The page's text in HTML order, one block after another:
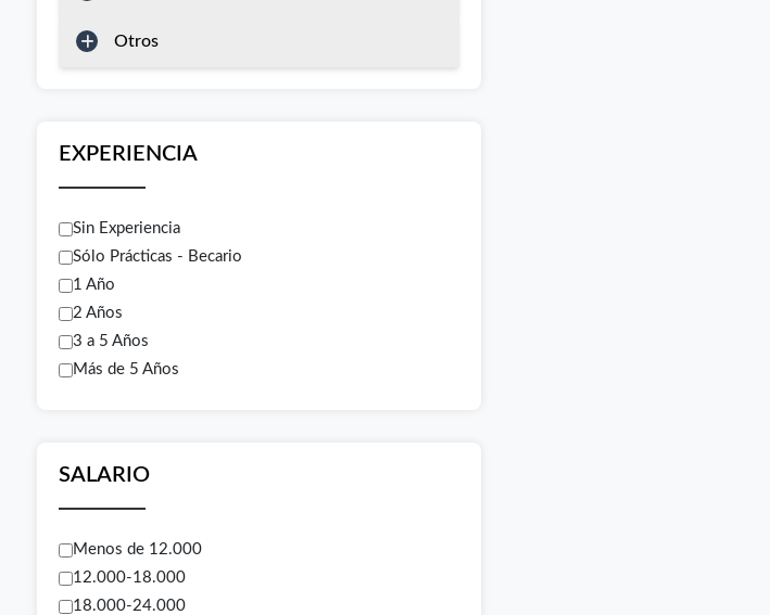
Otros
EXPERIENCIA
Sin Experiencia
Sólo Prácticas - Becario
1 Año
2 Años
3 a 5 Años
Más de 5 Años
SALARIO
Menos de 12.000
12.000-18.000
18.000-24.000